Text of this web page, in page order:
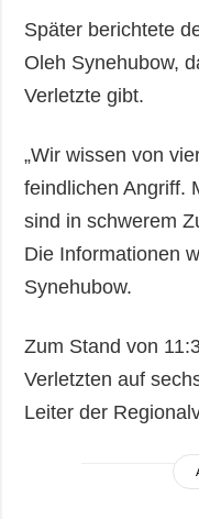
Später berichtete
Oleh Synehubow,
Verletzte gibt.
„Wir wissen von
feindlichen Angriff.
sind in schwerem
Die Informationen
Synehubow.
Zum Stand von
Verletzten auf
Leiter der